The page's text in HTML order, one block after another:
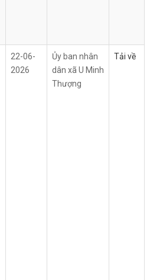
22-06-
2026
Ủy ban nhân
dân xã U Minh
Thượng
Tải về